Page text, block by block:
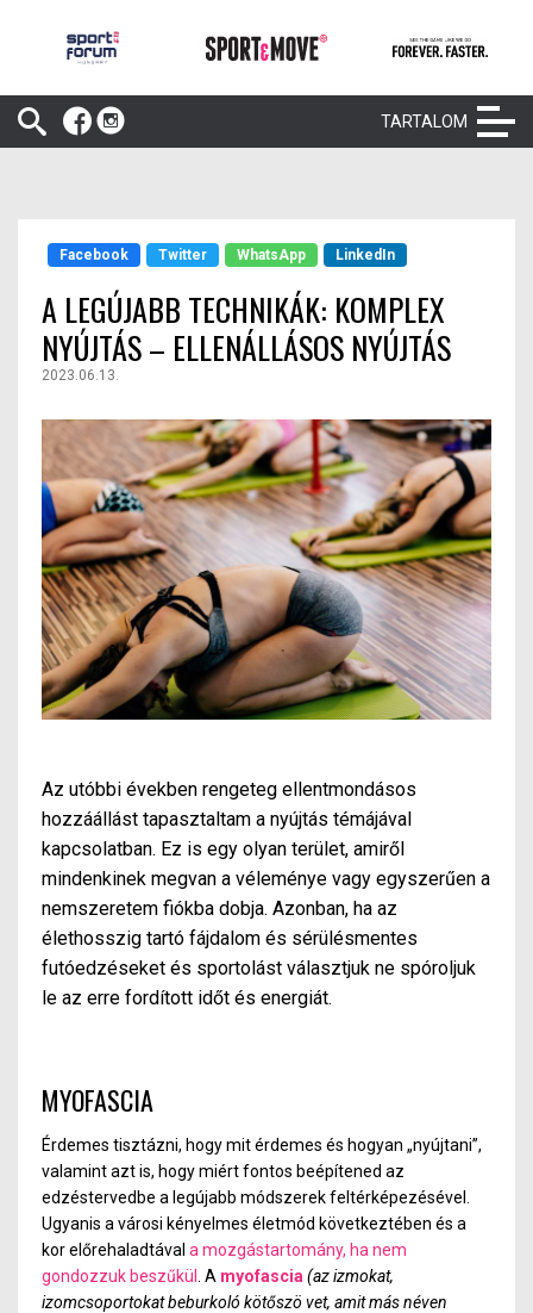
TARTALOM
Facebook Twitter WhatsApp LinkedIn
A LEGÚJABB TECHNIKÁK: KOMPLEX
NYÚJTÁS – ELLENÁLLÁSOS NYÚJTÁS
2023.06.13.
Az utóbbi években rengeteg ellentmondásos
hozzáállást tapasztaltam a nyújtás témájával
kapcsolatban. Ez is egy olyan terület, amiről
mindenkinek megvan a véleménye vagy egyszerűen a
nemszeretem fiókba dobja. Azonban, ha az
élethosszig tartó fájdalom és sérülésmentes
futóedzéseket és sportolást választjuk ne spóroljuk
le az erre fordított időt és energiát.
MYOFASCIA
Érdemes tisztázni, hogy mit érdemes és hogyan „nyújtani”,
valamint azt is, hogy miért fontos beépítened az
edzéstervedbe a legújabb módszerek feltérképezésével.
Ugyanis a városi kényelmes életmód következtében és a
kor előrehaladtával a mozgástartomány, ha nem
gondozzuk beszűkül
A myofascia (az izmokat,
izomcsoportokat beburkoló kötőszö vet, amit más néven